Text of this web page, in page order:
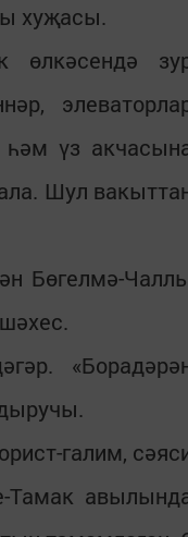
хуҗасы.
үз
Шул
Бөгелмә-
галим,
Тамак